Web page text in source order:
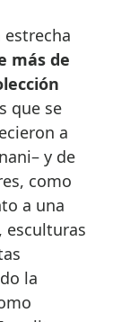
más de
que se
a
y de
como
a una
esculturas
la